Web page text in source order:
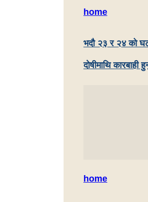
home
भदौ २३ र २४ काे
दोषीमाथि कारबाही
home